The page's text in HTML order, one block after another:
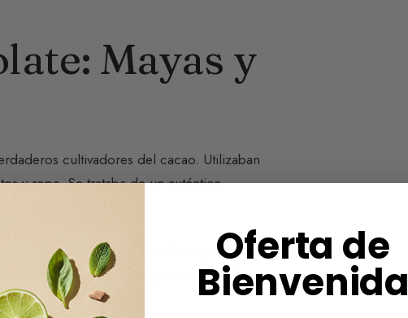
Mayas y
cultivadores del cacao. Utilizaban
y ropa. Se trataba de un auténtico
amarga, el Xocoatl, que tiene poco que
chiles reducidos a polvo y achiote
Oferta de
Bienvenida